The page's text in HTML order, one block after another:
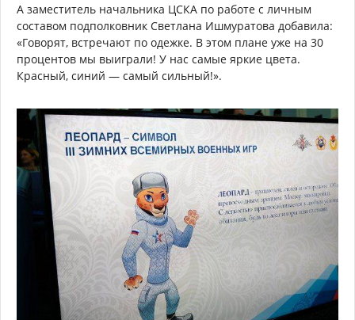
А заместитель начальника ЦСКА по работе с личным
составом подполковник Светлана Ишмуратова добавила:
«Говорят, встречают по одежке. В этом плане уже на 30
процентов мы выиграли! У нас самые яркие цвета.
Красный, синий — самый сильный!».